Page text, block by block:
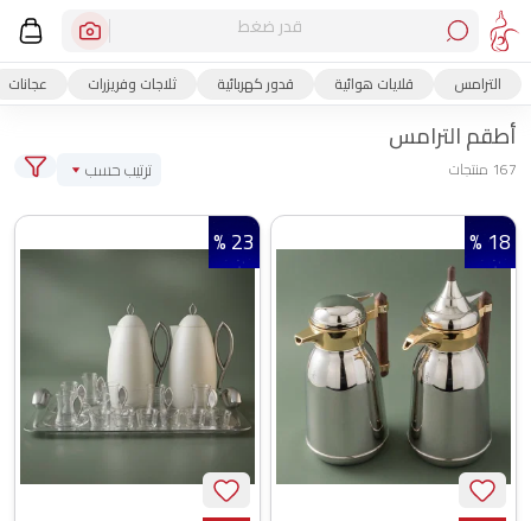
قدر ضغط
الترامس قلايات هوائية قدور كهربائية ثلاجات وفريزرات عجانات
أطقم الترامس
167 منتجات ترتيب حسب
18 %
23 %